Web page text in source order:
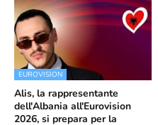
EUROVISION
Alis, la rappresentante
dell'Albania all'Eurovision
2026, si prepara per la